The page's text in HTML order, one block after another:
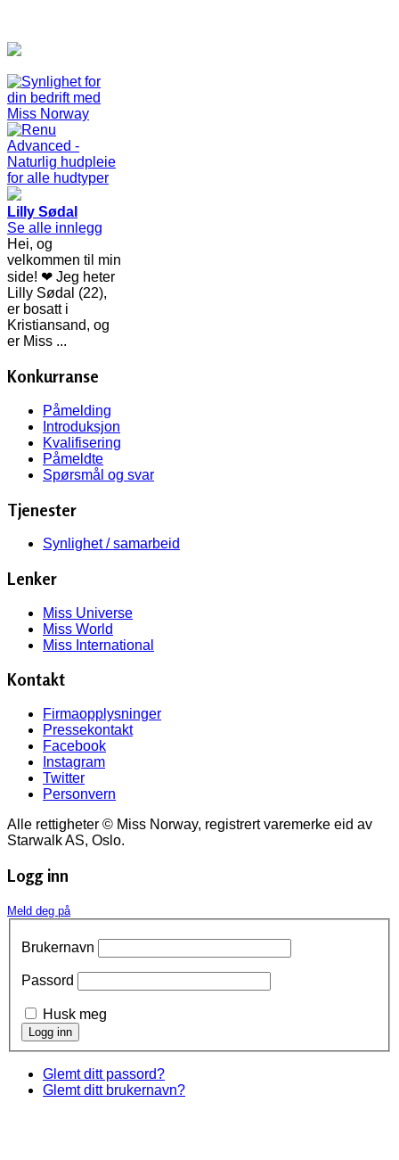
Lilly Sødal
Se alle innlegg
Hei, og
velkommen til min
side! ❤ Jeg heter
Lilly Sødal (22),
er bosatt i
Kristiansand, og
er Miss ...
Konkurranse
Påmelding
Introduksjon
Kvalifisering
Påmeldte
Spørsmål og svar
Tjenester
Synlighet / samarbeid
Lenker
Miss Universe
Miss World
Miss International
Kontakt
Firmaopplysninger
Pressekontakt
Facebook
Instagram
Twitter
Personvern
Alle rettigheter © Miss Norway, registrert varemerke eid av
Starwalk AS, Oslo.
Logg inn
Meld deg på
Brukernavn
Passord
Husk meg
Glemt ditt passord?
Glemt ditt brukernavn?